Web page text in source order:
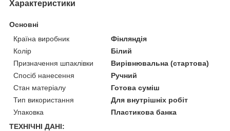
Характеристики
Основні
Країна виробник
Фінляндія
Колір
Білий
Призначення шпаклівки
Вирівнювальна (стартова)
Спосіб нанесення
Ручний
Стан матеріалу
Готова суміш
Тип використання
Для внутрішніх робіт
Упаковка
Пластикова банка
ТЕХНІЧНІ ДАНІ: